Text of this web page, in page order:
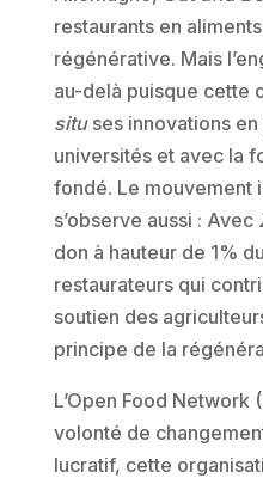
restaurants en
régénérative. Mais
au-delà puisque cette
situses innovations
universités et avec la
fondé. Le mouvement
s’observe aussi : Avec
don à hauteur de 1%
restaurateurs qui
soutien des
principe de la
L’Open Food
volonté de
lucratif, cette